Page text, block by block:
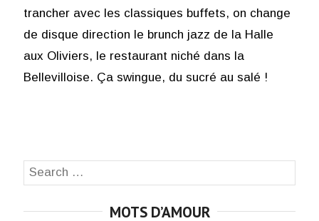
trancher avec les classiques buffets, on change
de disque direction le brunch jazz de la Halle
aux Oliviers, le restaurant niché dans la
Bellevilloise. Ça swingue, du sucré au salé !
Search
MOTS D’AMOUR